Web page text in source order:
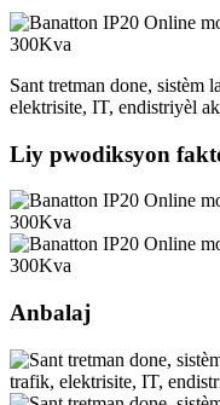
Sant tretman done, sistèm
elektrisite, IT, endistriyèl
Liy pwodiksyon
Anbalaj